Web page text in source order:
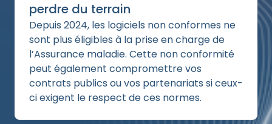
perdre du terrain
Depuis 2024, les logiciels non conformes ne
sont plus éligibles à la prise en charge de
l’Assurance maladie. Cette non conformité
peut également compromettre vos
contrats publics ou vos partenariats si ceux-
ci exigent le respect de ces normes.